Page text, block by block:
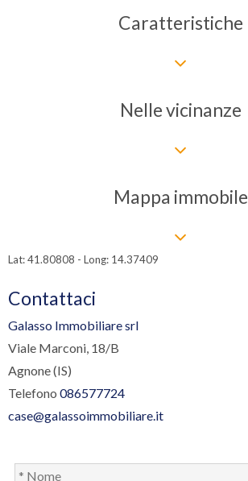
Caratteristiche
Nelle vicinanze
Mappa immobile
Lat: 41.80808 - Long: 14.37409
Contattaci
Galasso Immobiliare srl
Viale Marconi, 18/B
Agnone (IS)
Telefono 086577724
case@galassoimmobiliare.it